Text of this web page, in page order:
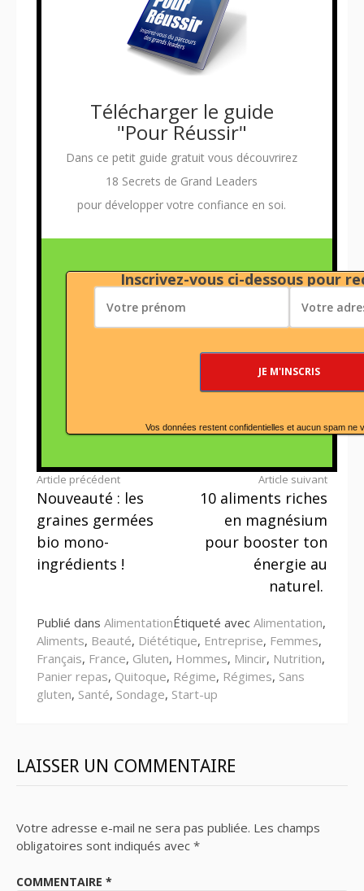
Télécharger le guide
"Pour Réussir"
Dans ce petit guide gratuit vous découvrirez
18 Secrets de Grand Leaders
pour développer votre confiance en soi.
Inscrivez-vous ci-dessous pour
Vos données restent confidentielles et aucun spam ne
Lire
la
suite
Article précédent
Nouveauté : les
graines germées
bio mono-
ingrédients !
Article suivant
10 aliments riches
en magnésium
pour booster ton
énergie au
naturel.
Publié dans AlimentationÉtiqueté avec Alimentation,
Aliments, Beauté, Diététique, Entreprise, Femmes,
Français, France, Gluten, Hommes, Mincir, Nutrition,
Panier repas, Quitoque, Régime, Régimes, Sans
gluten, Santé, Sondage, Start-up
LAISSER UN COMMENTAIRE
Votre adresse e-mail ne sera pas publiée. Les champs
obligatoires sont indiqués avec *
COMMENTAIRE *